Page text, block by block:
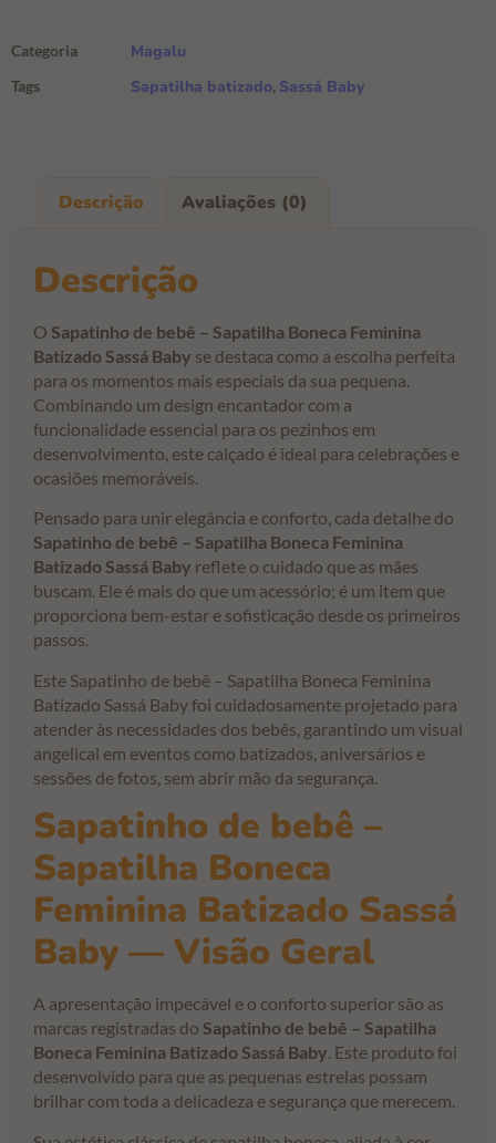
Categoria Magalu
Tags Sapatilha batizado, Sassá Baby
Descrição Avaliações (0)
Descrição
O Sapatinho de bebê – Sapatilha Boneca Feminina
Batizado Sassá Baby se destaca como a escolha perfeita
para os momentos mais especiais da sua pequena.
Combinando um design encantador com a
funcionalidade essencial para os pezinhos em
desenvolvimento, este calçado é ideal para celebrações e
ocasiões memoráveis.
Pensado para unir elegância e conforto, cada detalhe do
Sapatinho de bebê – Sapatilha Boneca Feminina
Batizado Sassá Baby reflete o cuidado que as mães
buscam. Ele é mais do que um acessório; é um item que
proporciona bem-estar e sofisticação desde os primeiros
passos.
Este Sapatinho de bebê – Sapatilha Boneca Feminina
Batizado Sassá Baby foi cuidadosamente projetado para
atender às necessidades dos bebês, garantindo um visual
angelical em eventos como batizados, aniversários e
sessões de fotos, sem abrir mão da segurança.
Sapatinho de bebê –
Sapatilha Boneca
Feminina Batizado Sassá
Baby — Visão Geral
A apresentação impecável e o conforto superior são as
marcas registradas do Sapatinho de bebê – Sapatilha
Boneca Feminina Batizado Sassá Baby. Este produto foi
desenvolvido para que as pequenas estrelas possam
brilhar com toda a delicadeza e segurança que merecem.